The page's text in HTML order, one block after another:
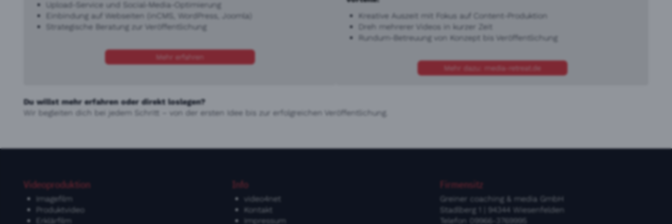
Upload-Service und Social-Media-Optimierung
Einbindung auf Webseiten (inCMS, WordPress, Joomla)
Strategische Beratung zur Veröffentlichung
Mehr erfahren
Kreative Auszeit mit Fokus auf Content-Produktion
Dreh mehrerer Videos in kurzer Zeit
Rundum-Betreuung von Konzept bis Veröffentlichung
Mehr dazu: media-retreat.de
Du willst mehr erfahren oder direkt loslegen?
Wir begleiten dich bei jedem Schritt – von der ersten Idee bis zur erfolgreichen Veröffentlichung.
Videoproduktion
Imagefilm
Produktvideo
Erklärfilm
Info
video4net
Kontakt
Impressum
Firmensitz
Greiner coaching & media GmbH
Stadlberg 1 | 94344 Wiesenfelden
Telefon
09966-3769995